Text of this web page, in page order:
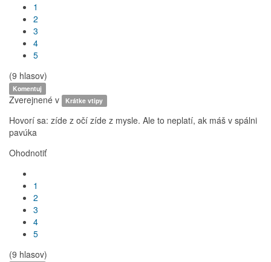
1
2
3
4
5
(9 hlasov)
Komentuj
Zverejnené v Krátke vtipy
Hovorí sa: zíde z očí zíde z mysle. Ale to neplatí, ak máš v spálni
pavúka
Ohodnotiť
1
2
3
4
5
(9 hlasov)